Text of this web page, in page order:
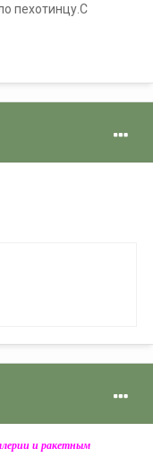
пехотинцу.С
и ракетным